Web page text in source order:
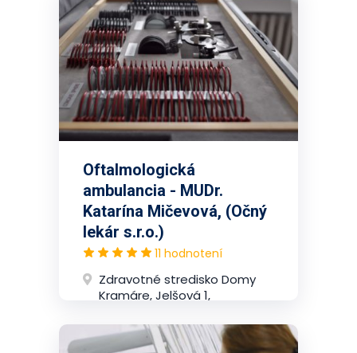
Oftalmologická
ambulancia - MUDr.
Katarína Mičevová, (Očný
lekár s.r.o.)
11 hodnotení
Zdravotné stredisko Domy
Kramáre, Jelšová 1,
(Bratislava)